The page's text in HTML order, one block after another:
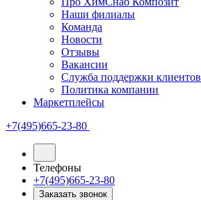
Наши филиалы
Команда
Новости
Отзывы
Вакансии
Служба поддержки клиентов
Политика компании
Маркетплейсы
+7(495)665-23-80
Телефоны
+7(495)665-23-80
Заказать звонок